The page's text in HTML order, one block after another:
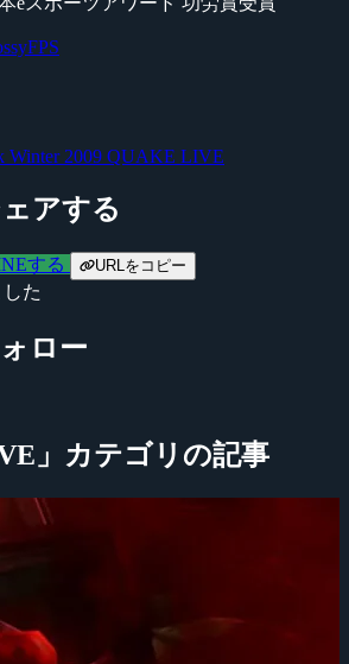
Winter 2009 QUAKE LIVE
アする
する URLをコピー
た
ロー
」カテゴリの記事